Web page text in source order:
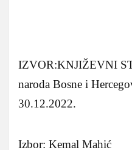
IZVOR:KNJIŽEVNI
naroda Bosne i
30.12.2022.
Izbor: Kemal Mahić